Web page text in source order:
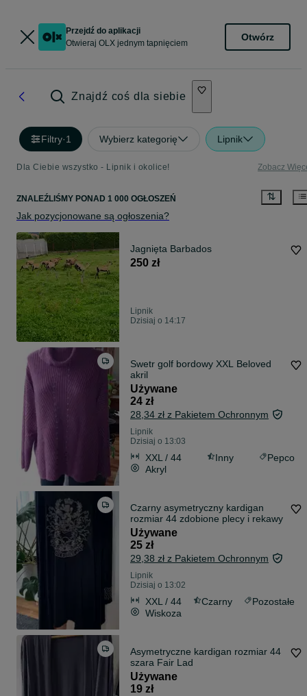
Przejdź do aplikacji
Otwieraj OLX jednym tapnięciem
Otwórz
Znajdź coś dla siebie
Filtry·1 Wybierz kategorię Lipnik
Dla Ciebie wszystko - Lipnik i okolice! Zobacz
ZNALEŹLIŚMY PONAD 1 000 OGŁOSZEŃ
Jak pozycjonowane są ogłoszenia?
Jagnięta Barbados
250 zł
Lipnik
Dzisiaj o 14:17
Swetr golf bordowy XXL Beloved
akril
Używane
24 zł
28,34 zł z Pakietem Ochronnym
Lipnik
Dzisiaj o 13:03
XXL / 44 Inny
Pepco
Akryl
Czarny asymetryczny kardigan
rozmiar 44 zdobione plecy i rekawy
Używane
25 zł
29,38 zł z Pakietem Ochronnym
Lipnik
Dzisiaj o 13:02
XXL / 44 Czarny
Pozostałe
Wiskoza
Asymetryczne kardigan rozmiar 44
szara Fair Lad
Używane
19 zł